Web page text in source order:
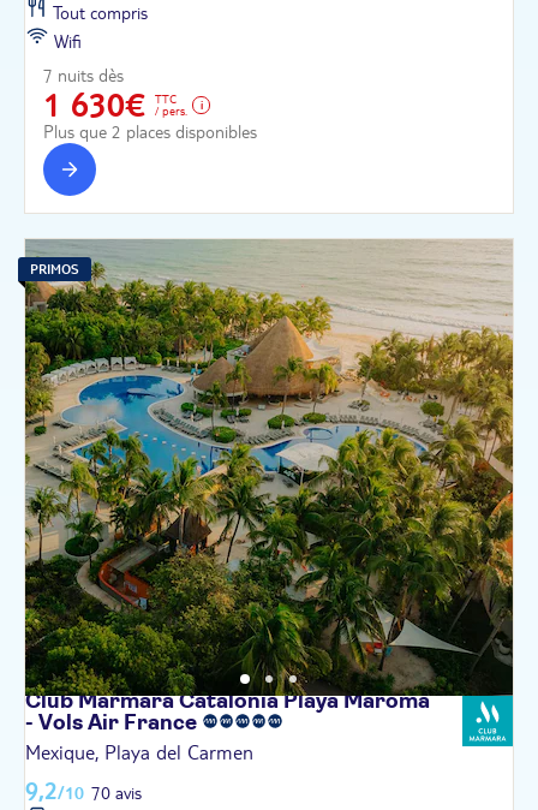
Tout compris
Wifi
7 nuits dès
1 630€
TTC
/ pers.
Plus que 2 places disponibles
PRIMOS
Club Marmara Catalonia Playa Maroma
- Vols Air France
Mexique, Playa del Carmen
9,2/10 70 avis